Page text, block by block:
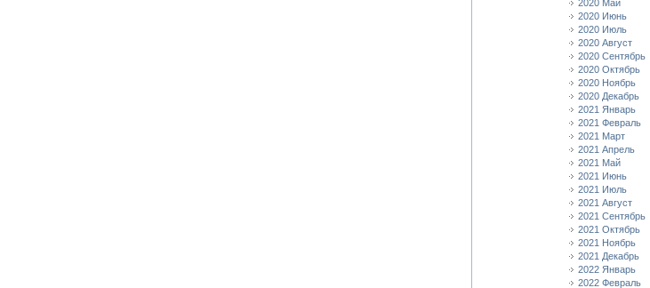
2020 Май
2020 Июнь
2020 Июль
2020 Август
2020 Сентябрь
2020 Октябрь
2020 Ноябрь
2020 Декабрь
2021 Январь
2021 Февраль
2021 Март
2021 Апрель
2021 Май
2021 Июнь
2021 Июль
2021 Август
2021 Сентябрь
2021 Октябрь
2021 Ноябрь
2021 Декабрь
2022 Январь
2022 Февраль